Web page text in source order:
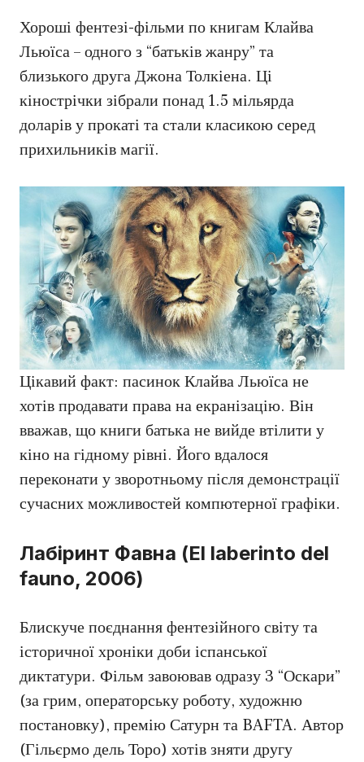
Хороші фентезі-фільми по книгам Клайва
Льюїса – одного з “батьків жанру” та
близького друга Джона Толкіена. Ці
кінострічки зібрали понад 1.5 мільярда
доларів у прокаті та стали класикою серед
прихильників магії.
Цікавий факт: пасинок Клайва Льюїса не
хотів продавати права на екранізацію. Він
вважав, що книги батька не вийде втілити у
кіно на гідному рівні. Його вдалося
переконати у зворотньому після демонстрації
сучасних можливостей компютерної графіки.
Лабіринт Фавна (El laberinto del
fauno, 2006)
Блискуче поєднання фентезійного світу та
історичної хроніки доби іспанської
диктатури. Фільм завоював одразу 3 “Оскари”
(за грим, операторську роботу, художню
постановку), премію Сатурн та BAFTA. Автор
(Гільєрмо дель Торо) хотів зняти другу